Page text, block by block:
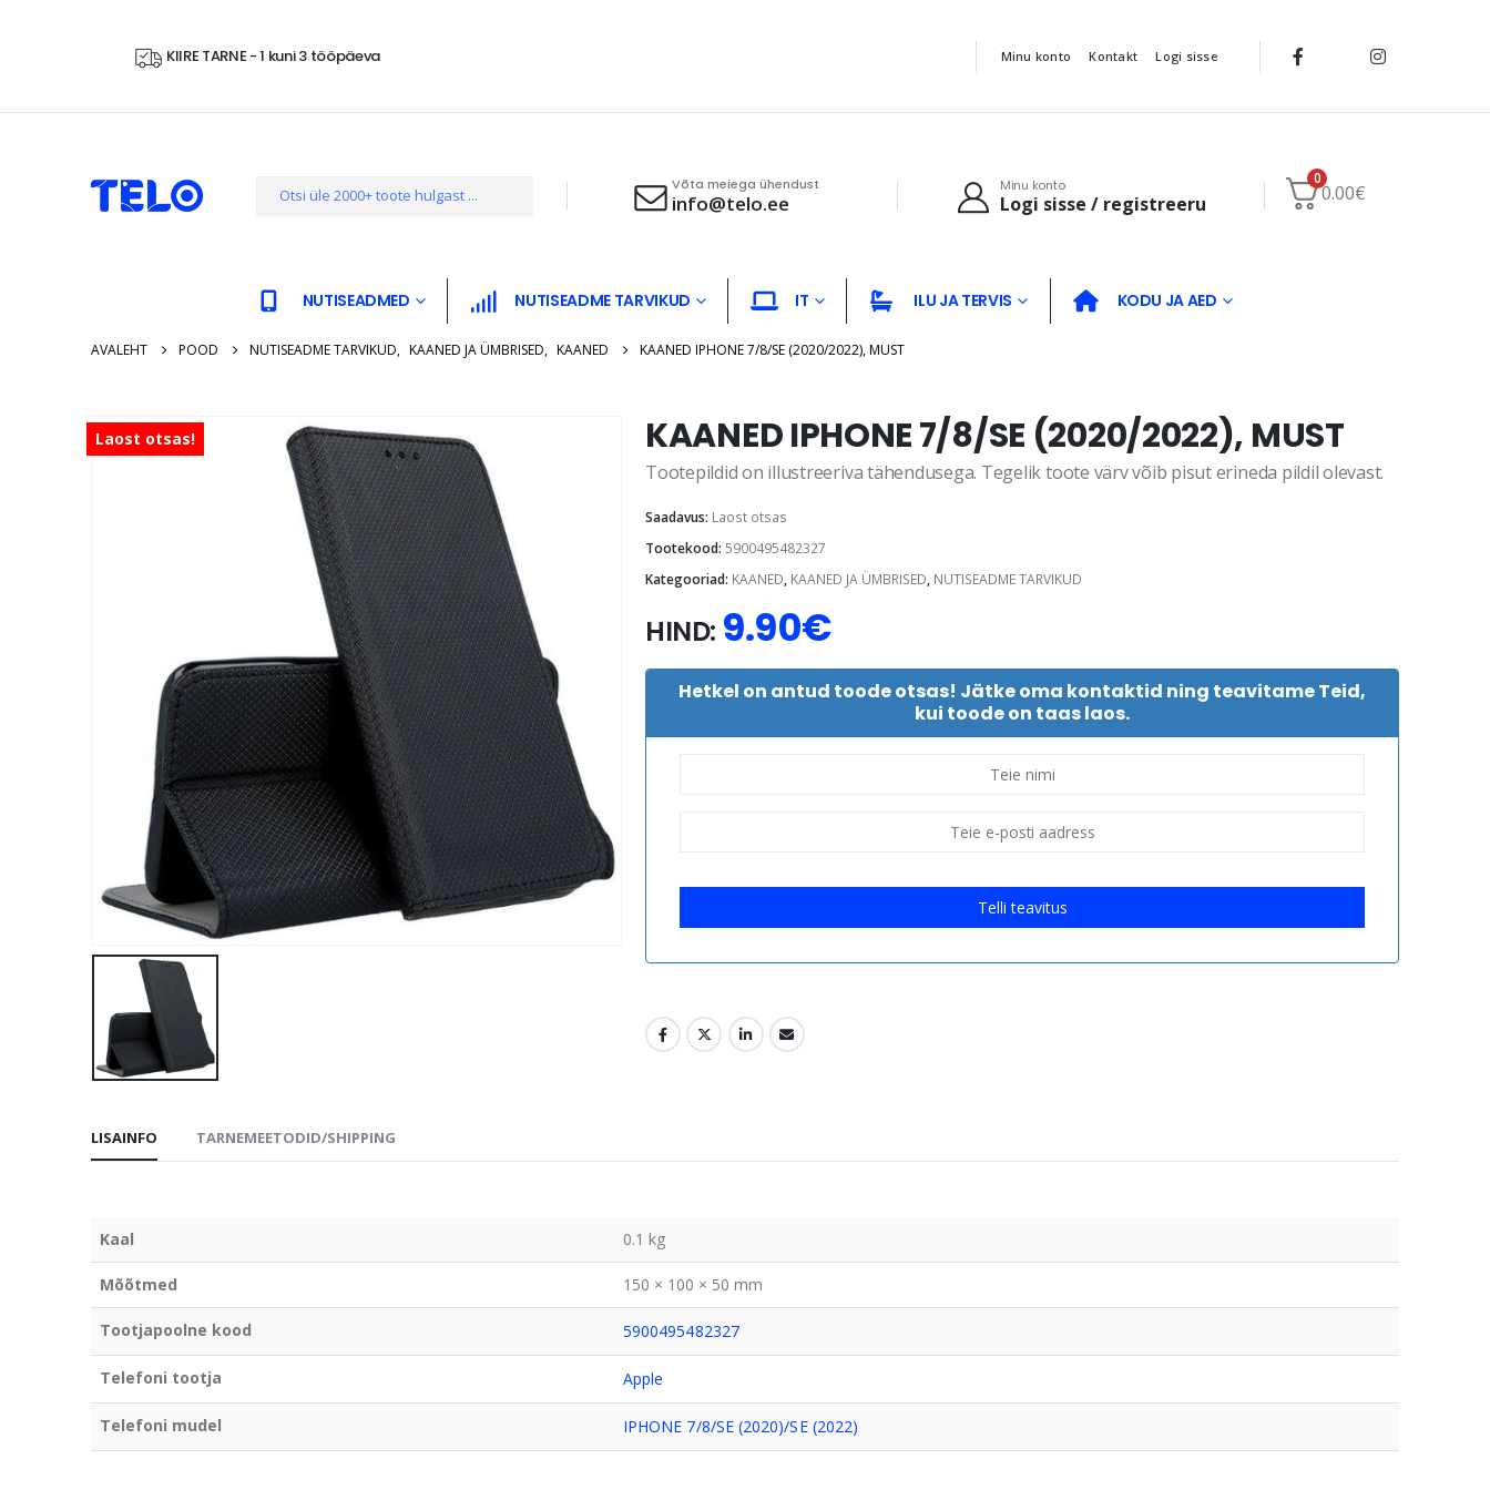
KIIRE TARNE - 1 kuni 3 tööpäeva Minu konto Kontakt Logi sisse
Võta meiega ühendust
info@telo.ee
Minu konto
Logi sisse / registreeru
0
0.00€
NUTISEADMED NUTISEADME TARVIKUD IT ILU JA TERVIS KODU JA AED
AVALEHT POOD NUTISEADME TARVIKUD, KAANED JA ÜMBRISED, KAANED KAANED IPHONE 7/8/SE (2020/2022), MUST
Laost otsas! KAANED IPHONE 7/8/SE (2020/2022), MUST
Tootepildid on illustreeriva tähendusega. Tegelik toote värv võib pisut erineda pildil olevast.
Saadavus: Laost otsas
Tootekood: 5900495482327
Kategooriad: KAANED, KAANED JA ÜMBRISED, NUTISEADME TARVIKUD
HIND: 9.90€
Hetkel on antud toode otsas! Jätke oma kontaktid ning teavitame Teid,
kui toode on taas laos.
Telli teavitus
LISAINFO TARNEMEETODID/SHIPPING
Kaal 0.1 kg
Mõõtmed 150 × 100 × 50 mm
Tootjapoolne kood 5900495482327
Telefoni tootja Apple
Telefoni mudel IPHONE 7/8/SE (2020)/SE (2022)